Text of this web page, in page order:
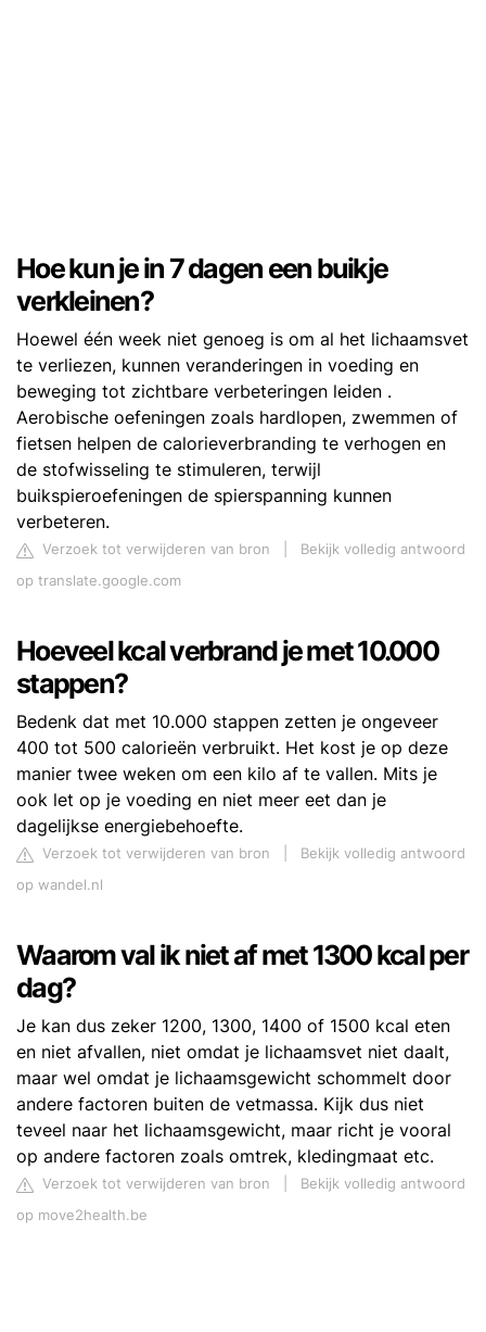
Hoe kun je in 7 dagen een buikje
verkleinen?
Hoewel één week niet genoeg is om al het lichaamsvet
te verliezen, kunnen veranderingen in voeding en
beweging tot zichtbare verbeteringen leiden .
Aerobische oefeningen zoals hardlopen, zwemmen of
fietsen helpen de calorieverbranding te verhogen en
de stofwisseling te stimuleren, terwijl
buikspieroefeningen de spierspanning kunnen
verbeteren.
Verzoek tot verwijderen van bron
Bekijk volledig antwoord
op translate.google.com
Hoeveel kcal verbrand je met 10.000
stappen?
Bedenk dat met 10.000 stappen zetten je ongeveer
400 tot 500 calorieën verbruikt. Het kost je op deze
manier twee weken om een kilo af te vallen. Mits je
ook let op je voeding en niet meer eet dan je
dagelijkse energiebehoefte.
Verzoek tot verwijderen van bron
Bekijk volledig antwoord
op wandel.nl
Waarom val ik niet af met 1300 kcal per
dag?
Je kan dus zeker 1200, 1300, 1400 of 1500 kcal eten
en niet afvallen, niet omdat je lichaamsvet niet daalt,
maar wel omdat je lichaamsgewicht schommelt door
andere factoren buiten de vetmassa. Kijk dus niet
teveel naar het lichaamsgewicht, maar richt je vooral
op andere factoren zoals omtrek, kledingmaat etc.
Verzoek tot verwijderen van bron
Bekijk volledig antwoord
op move2health.be